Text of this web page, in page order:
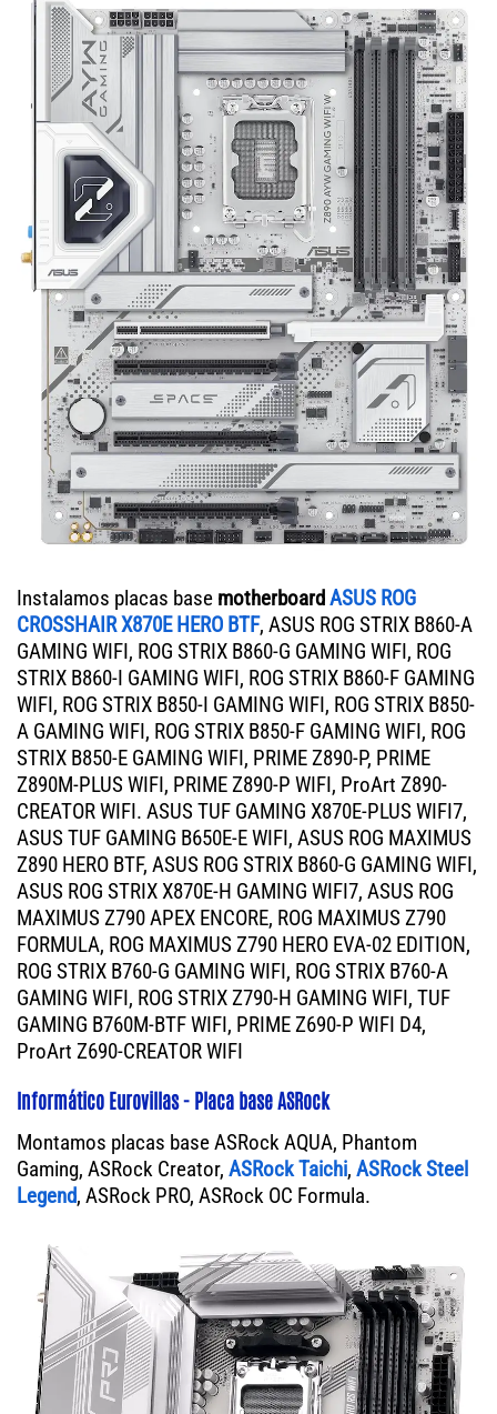
Instalamos placas base motherboardASUS ROG
CROSSHAIR X870E HERO BTF, ASUS ROG STRIX B860-A
GAMING WIFI, ROG STRIX B860-G GAMING WIFI, ROG
STRIX B860-I GAMING WIFI, ROG STRIX B860-F GAMING
WIFI, ROG STRIX B850-I GAMING WIFI, ROG STRIX B850-
A GAMING WIFI, ROG STRIX B850-F GAMING WIFI, ROG
STRIX B850-E GAMING WIFI, PRIME Z890-P, PRIME
Z890M-PLUS WIFI, PRIME Z890-P WIFI, ProArt Z890-
CREATOR WIFI. ASUS TUF GAMING X870E-PLUS WIFI7,
ASUS TUF GAMING B650E-E WIFI, ASUS ROG MAXIMUS
Z890 HERO BTF, ASUS ROG STRIX B860-G GAMING WIFI,
ASUS ROG STRIX X870E-H GAMING WIFI7, ASUS ROG
MAXIMUS Z790 APEX ENCORE, ROG MAXIMUS Z790
FORMULA, ROG MAXIMUS Z790 HERO EVA-02 EDITION,
ROG STRIX B760-G GAMING WIFI, ROG STRIX B760-A
GAMING WIFI, ROG STRIX Z790-H GAMING WIFI, TUF
GAMING B760M-BTF WIFI, PRIME Z690-P WIFI D4,
ProArt Z690-CREATOR WIFI
Informático Eurovillas - Placa base ASRock
Montamos placas base ASRock AQUA, Phantom
Gaming, ASRock Creator, ASRock Taichi, ASRock Steel
Legend, ASRock PRO, ASRock OC Formula.